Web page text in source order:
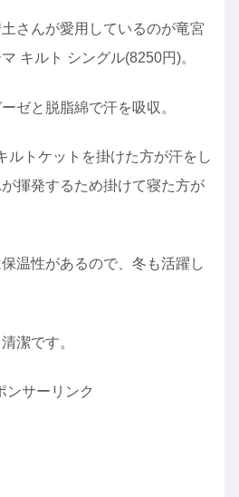
さんが愛用しているのが竜宮
キルト シングル(8250円)。
ゼと脱脂綿で汗を吸収。
ルトケットを掛けた方が汗をし
揮発するため掛けて寝た方が
温性があるので、冬も活躍し
潔です。
ンサーリンク